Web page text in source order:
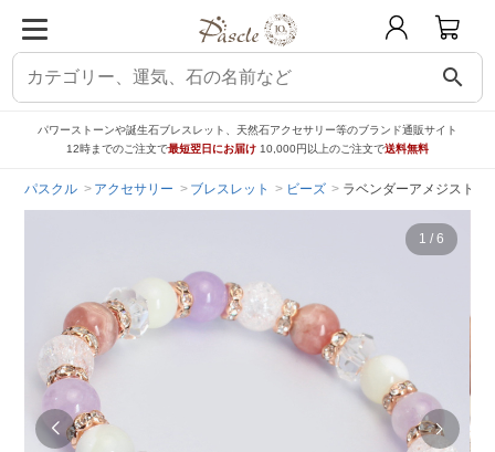
search
パワーストーンや誕生石ブレスレット、天然石アクセサリー等のブランド通販サイト
12時までのご注文で最短翌日にお届け 10,000円以上のご注文で送料無料
パスクル アクセサリー ブレスレット ビーズ ラベンダーアメジスト・
1 / 6